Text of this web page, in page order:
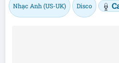
Nhạc Anh (US-UK) Disco